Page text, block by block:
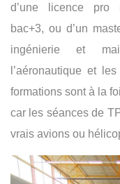
d’une licence pro
bac+3, ou d’un
ingénierie et
l’aéronautique et
formations sont à la
car les séances de
vrais avions ou